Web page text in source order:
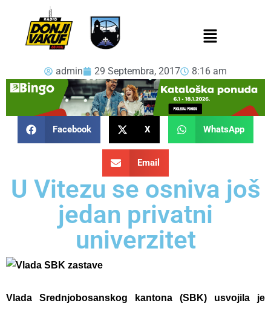
admin 29 Septembra, 2017 8:16 am
Facebook X WhatsApp
Email
U Vitezu se osniva još
jedan privatni
univerzitet
Vlada Srednjobosanskog kantona (SBK) usvojila je